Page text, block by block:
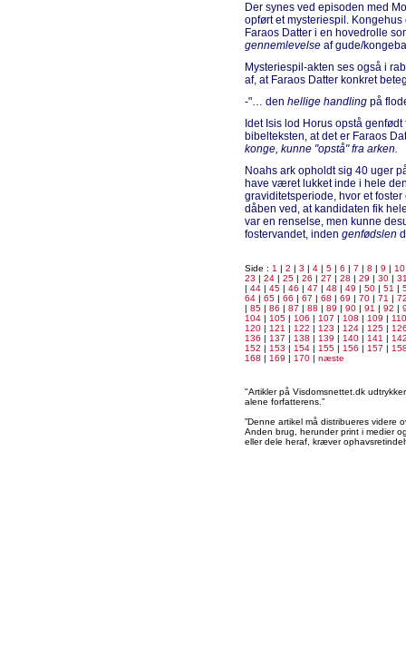
Der synes ved episoden med
opført et mysteriespil.
Faraos Datter i en hovedrolle
gennemlevelse af gude/
Mysteriespil-akten ses også i
af, at Faraos Datter konkret
-"… den hellige handling på
Idet Isis lod Horus opstå
bibelteksten, at det er Faraos
konge, kunne "opstå" fra arken.
Noahs ark opholdt sig 40 uger
have været lukket inde i hele
graviditetsperiode, hvor et
dåben ved, at kandidaten fik
var en renselse, men kunne
fostervandet, inden genfødslen
Side : 1 | 2 | 3 | 4 | 5 | 6 | 7 | 8 | 9 | 10
23 | 24 | 25 | 26 | 27 | 28 | 29 | 30 |
| 44 | 45 | 46 | 47 | 48 | 49 | 50 | 51 |
64 | 65 | 66 | 67 | 68 | 69 | 70 | 71 |
| 85 | 86 | 87 | 88 | 89 | 90 | 91 | 92 |
104 | 105 | 106 | 107 | 108 | 109 | 110
120 | 121 | 122 | 123 | 124 | 125 |
136 | 137 | 138 | 139 | 140 | 141 |
152 | 153 | 154 | 155 | 156 | 157 |
168 | 169 | 170 | næste
"Artikler på Visdomsnettet.dk
alene forfatterens.”
”Denne artikel må distribueres videre
Anden brug, herunder print i medier
eller dele heraf, kræver